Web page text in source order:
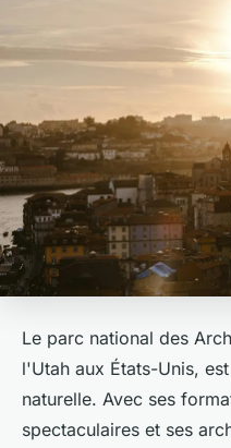
Le parc national des
l'Utah aux États-Unis,
naturelle. Avec ses
spectaculaires et ses